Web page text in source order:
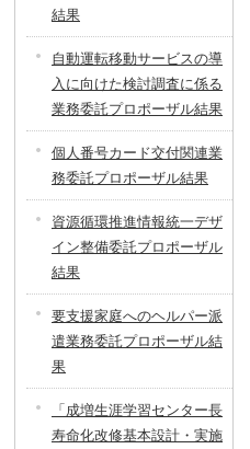
結果
自動運転移動サービスの導
入に向けた検討調査に係る
業務委託プロポーザル結果
個人番号カード交付関連業
務委託プロポーザル結果
資源循環推進情報統一デザ
イン整備委託プロポーザル
結果
要支援家庭へのヘルパー派
遣業務委託プロポーザル結
果
「成増生涯学習センター長
寿命化改修基本設計・実施